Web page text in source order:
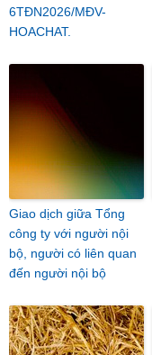
6TĐN2026/MĐV-
HOACHAT.
Giao dịch giữa Tổng
công ty với người nội
bộ, người có liên quan
đến người nội bộ